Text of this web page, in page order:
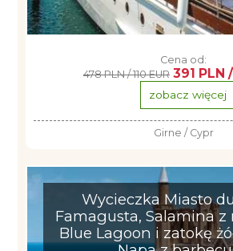
Cena od:
478 PLN / 110 EUR 391 PLN
zobacz więcej
Girne / Cypr
Wycieczka Miasto
Famagusta, Salamina z
Blue Lagoon i zatokę